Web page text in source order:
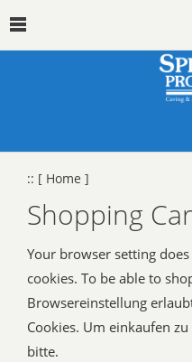
:: [ Home ]
Shopping
Your browser setting
cookies. To be able to
Browsereinstellung
Cookies. Um einkaufen
bitte.